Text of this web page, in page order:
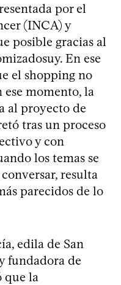
por el
(INCA) y
posible gracias al
En ese
el shopping no
momento, la
al proyecto de
tras un proceso
y con
los temas se
resulta
parecidos de lo
edila de San
fundadora de
que la